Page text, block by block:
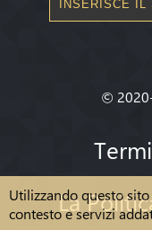
Utilizzando questo
contesto e servizi
©
La